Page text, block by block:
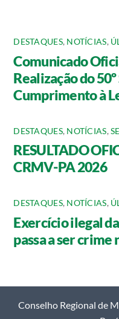
DESTAQUES, NOTÍCIAS,
Comunicado
Realização do
Cumprimento à
DESTAQUES, NOTÍCIAS,
RESULTADO
CRMV-PA 2026
DESTAQUES, NOTÍCIAS,
Exercício ilegal
passa a ser crime
Conselho Regional de